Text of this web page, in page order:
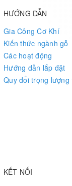
HƯỚNG DẪN
Gia Công Cơ Khí
Kiến thức ngành gỗ
Các hoạt động
Hướng dẫn lắp đặt
Quy đổi trọng lượng
KẾT NỐI